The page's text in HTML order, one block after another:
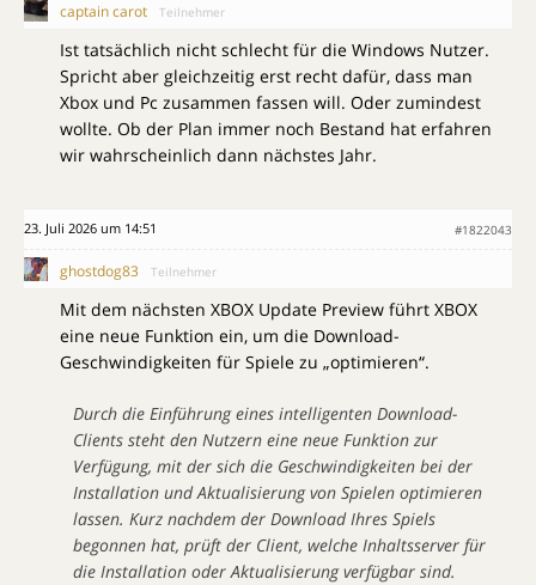
captain carot Teilnehmer
Ist tatsächlich nicht schlecht für die Windows Nutzer.
Spricht aber gleichzeitig erst recht dafür, dass man
Xbox und Pc zusammen fassen will. Oder zumindest
wollte. Ob der Plan immer noch Bestand hat erfahren
wir wahrscheinlich dann nächstes Jahr.
23. Juli 2026 um 14:51 #1822043
ghostdog83 Teilnehmer
Mit dem nächsten XBOX Update Preview führt XBOX
eine neue Funktion ein, um die Download-
Geschwindigkeiten für Spiele zu „optimieren“.
Durch die Einführung eines intelligenten Download-
Clients steht den Nutzern eine neue Funktion zur
Verfügung, mit der sich die Geschwindigkeiten bei der
Installation und Aktualisierung von Spielen optimieren
lassen. Kurz nachdem der Download Ihres Spiels
begonnen hat, prüft der Client, welche Inhaltsserver für
die Installation oder Aktualisierung verfügbar sind.